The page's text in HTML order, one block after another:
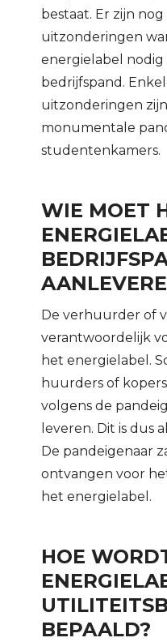
bestaat. Er zijn
uitzonderingen
energielabel nodig
bedrijfspand.
uitzonderingen
monumentale
studentenkamers.
WIE MOET
De verhuurder of
verantwoordelijk
het energielabel.
huurders of
volgens de
leveren. Dit is dus
De pandeigenaar
ontvangen voor
het energielabel.
HOE
BEPAALD?